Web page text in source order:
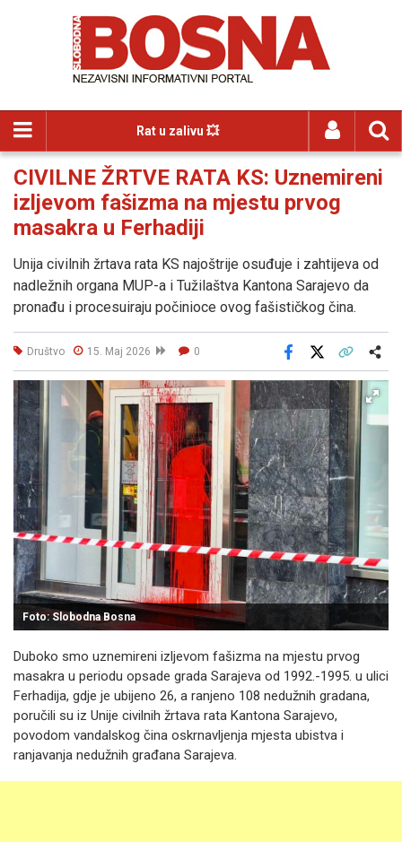
Rat u zalivu 💥
CIVILNE ŽRTVE RATA KS: Uznemireni
izljevom fašizma na mjestu prvog
masakra u Ferhadiji
Unija civilnih žrtava rata KS najoštrije osuđuje i zahtijeva od
nadležnih organa MUP-a i Tužilaštva Kantona Sarajevo da
pronađu i procesuiraju počinioce ovog fašističkog čina.
Društvo 15. Maj 2026 0
Facebook
Foto: Slobodna Bosna
Duboko smo uznemireni izljevom fašizma na mjestu prvog
masakra u periodu opsade grada Sarajeva od 1992.-1995. u ulici
Ferhadija, gdje je ubijeno 26, a ranjeno 108 nedužnih gradana,
poručili su iz Unije civilnih žrtava rata Kantona Sarajevo,
povodom vandalskog čina oskrnavljenja mjesta ubistva i
ranjavanja nedužnih građana Sarajeva.